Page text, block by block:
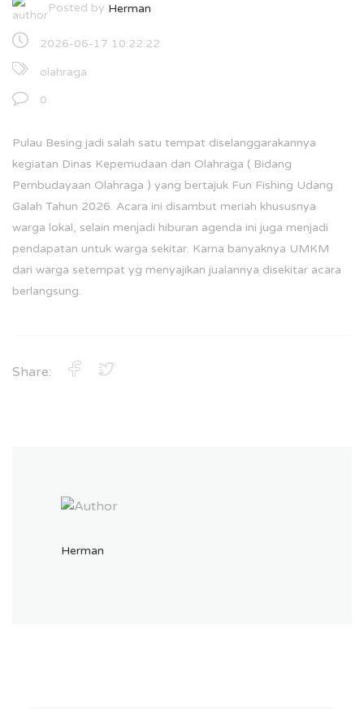
Posted by Herman
2026-06-17 10:22:22
olahraga
0
Pulau Besing jadi salah satu tempat diselanggarakannya
kegiatan Dinas Kepemudaan dan Olahraga ( Bidang
Pembudayaan Olahraga ) yang bertajuk Fun Fishing Udang
Galah Tahun 2026. Acara ini disambut meriah khususnya
warga lokal, selain menjadi hiburan agenda ini juga menjadi
pendapatan untuk warga sekitar. Karna banyaknya UMKM
dari warga setempat yg menyajikan jualannya disekitar acara
berlangsung.
Share:
Herman